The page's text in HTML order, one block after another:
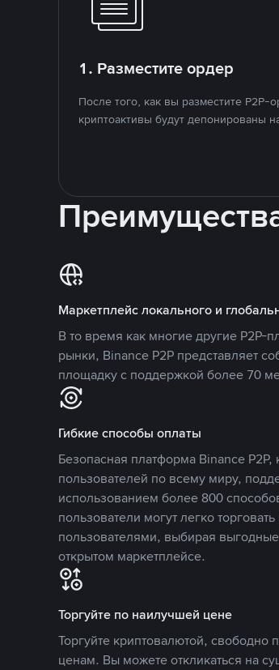
1. Разместите ордер
После того, как вы разместите P2P-
криптоактивы будут депонированы
Маркетплейс локального и
В то время как многие другие
рынки, Binance P2P представляет
площадку с поддержкой более 70
Гибкие способы оплаты
Безопасная платформа Binance
пользователей по всему миру,
использованием более 800
пользователи могут легко
пользователями, выбирая
открытом маркетплейсе.
Торгуйте по наилучшей цене
Торгуйте криптовалютой,
ценам. Вы можете откликаться на